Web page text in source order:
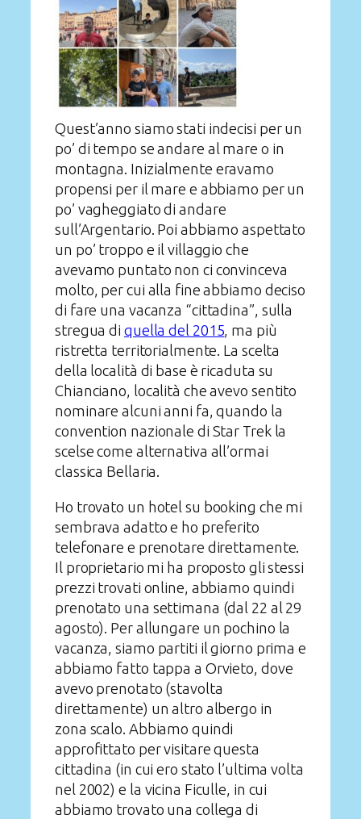
Quest’anno siamo stati indecisi per un
po’ di tempo se andare al mare o in
montagna. Inizialmente eravamo
propensi per il mare e abbiamo per un
po’ vagheggiato di andare
sull’Argentario. Poi abbiamo aspettato
un po’ troppo e il villaggio che
avevamo puntato non ci convinceva
molto, per cui alla fine abbiamo deciso
di fare una vacanza “cittadina”, sulla
stregua di quella del 2015, ma più
ristretta territorialmente. La scelta
della località di base è ricaduta su
Chianciano, località che avevo sentito
nominare alcuni anni fa, quando la
convention nazionale di Star Trek la
scelse come alternativa all’ormai
classica Bellaria.
Ho trovato un hotel su booking che mi
sembrava adatto e ho preferito
telefonare e prenotare direttamente.
Il proprietario mi ha proposto gli stessi
prezzi trovati online, abbiamo quindi
prenotato una settimana (dal 22 al 29
agosto). Per allungare un pochino la
vacanza, siamo partiti il giorno prima e
abbiamo fatto tappa a Orvieto, dove
avevo prenotato (stavolta
direttamente) un altro albergo in
zona scalo. Abbiamo quindi
approfittato per visitare questa
cittadina (in cui ero stato l’ultima volta
nel 2002) e la vicina Ficulle, in cui
abbiamo trovato una collega di